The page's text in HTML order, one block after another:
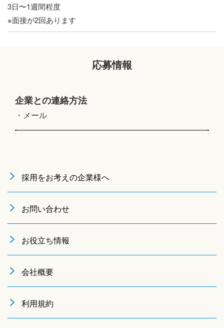
3日〜1週間程度
※面接が2回あります
応募情報
企業との連絡方法
・メール
採用をお考えの企業様へ
お問い合わせ
お役立ち情報
会社概要
利用規約